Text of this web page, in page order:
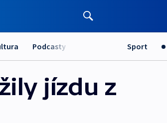
Podcasty Sport
jízdu z